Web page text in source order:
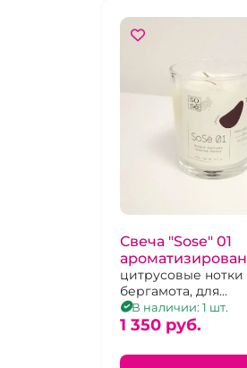
Свеча "Sose" 01
цитрусовые нотки
бергамота, для
ароматизации
В наличии: 1 шт.
1 350 pуб.